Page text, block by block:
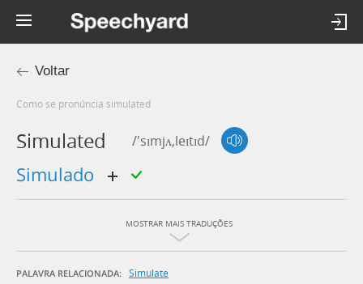
Voltar
Como se pronúncia simulated
Simulated /'sɪmjʌ,leɪtɪd/
simulado
MOSTRAR MAIS TRADUÇÕES
PALAVRA RELACIONADA: Simulate